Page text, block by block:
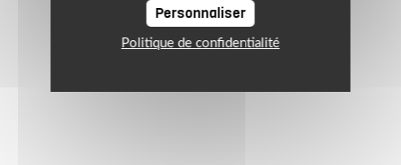
Personnaliser
Politique de confidentialité